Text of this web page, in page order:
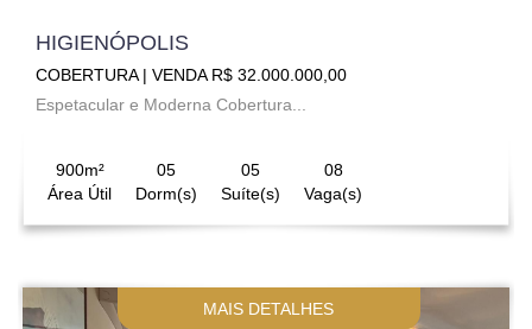
HIGIENÓPOLIS
COBERTURA | VENDA R$ 32.000.000,00
Espetacular e Moderna Cobertura...
900m²
Área Útil
05
Dorm(s)
05
Suíte(s)
08
Vaga(s)
MAIS DETALHES